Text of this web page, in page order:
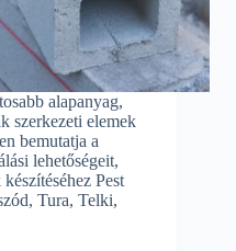
alapanyag,
szerkezeti elemek
bemutatja a
lehetőségeit,
Pest
Tura, Telki,